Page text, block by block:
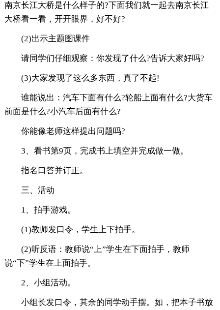
南京长江大桥是什么样子的?下面我们就一起去南京长江
大桥看一看，开开眼界，好不好?
(2)出示主题图课件
请同学们仔细观察：你发现了什么?告诉大家好吗?
(3)大家发现了这么多东西，真了不起!
谁能说出：汽车下面有什么?轮船上面有什么?大货车
前面是什么?小汽车后面有什么?
你能像老师这样提出问题吗?
3、看书第9页，完成书上填空并完成做一做。
指名口答并订正。
三、活动
1、拍手游戏。
(1)教师发口令，学生上下拍手。
(2)听反语：教师说“上”学生在下面拍手，教师
说“下”学生在上面拍手。
2、小组活动。
小组长发口令，其余的同学动手摆。如，把本子书放